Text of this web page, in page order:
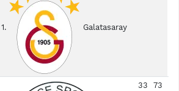
1. Galatasaray
33 73